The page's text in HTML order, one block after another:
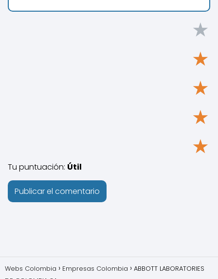
★
★
★
★
★
Tu puntuación: Útil
Webs Colombia Empresas Colombia
ABBOTT LABORATORIES